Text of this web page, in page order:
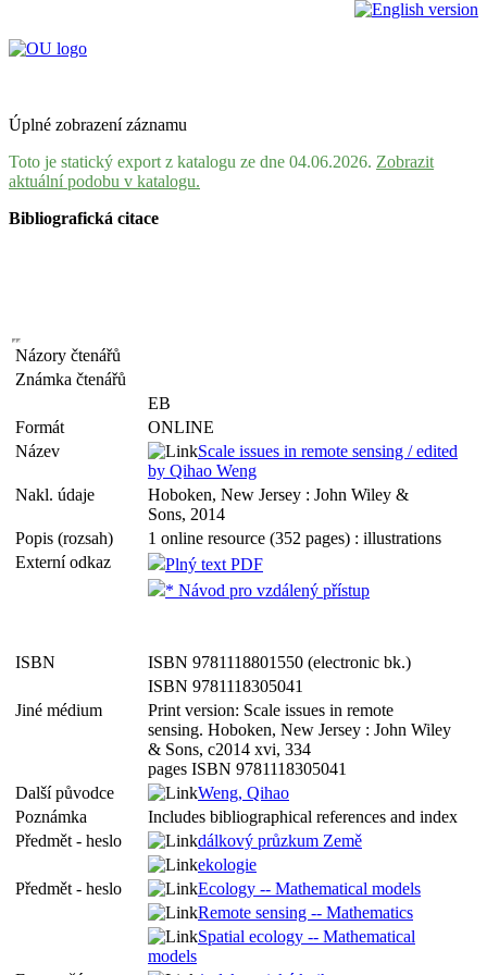
Úplné zobrazení záznamu
Toto je statický export z katalogu ze dne 04.06.2026. Zobrazit
aktuální podobu v katalogu.
Bibliografická citace
Názory čtenářů
Známka čtenářů
EB
Formát
ONLINE
Název
Scale issues in remote sensing / edited
by Qihao Weng
Nakl. údaje
Hoboken, New Jersey : John Wiley &
Sons, 2014
Popis (rozsah)
1 online resource (352 pages) : illustrations
Externí odkaz
Plný text PDF
* Návod pro vzdálený přístup
ISBN
ISBN 9781118801550 (electronic bk.)
ISBN 9781118305041
Jiné médium
Print version: Scale issues in remote
sensing. Hoboken, New Jersey : John Wiley
& Sons, c2014 xvi, 334
pages ISBN 9781118305041
Další původce
Weng, Qihao
Poznámka
Includes bibliographical references and index
Předmět - heslo
dálkový průzkum Země
ekologie
Předmět - heslo
Ecology -- Mathematical models
Remote sensing -- Mathematics
Spatial ecology -- Mathematical
models